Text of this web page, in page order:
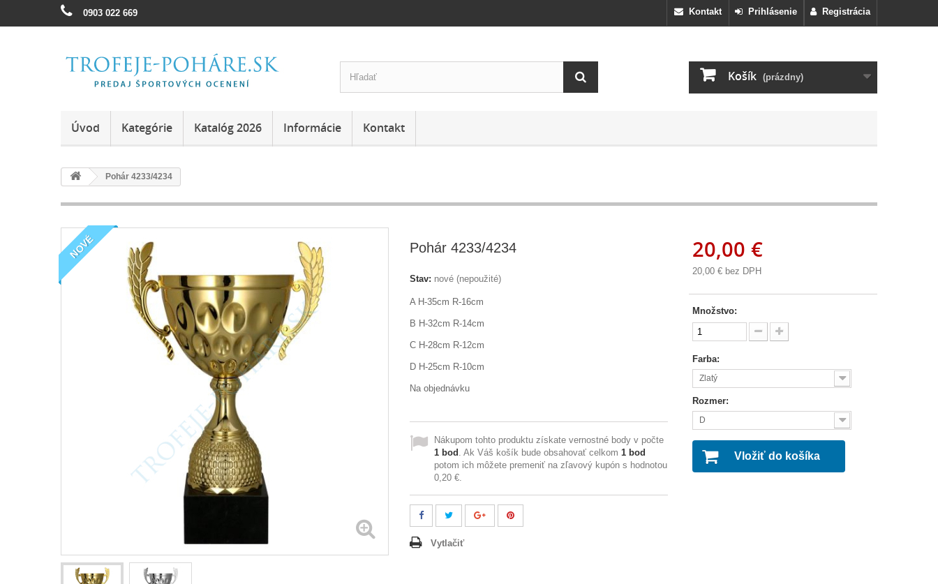
Registrácia
Prihlásenie
Kontakt
0903 022 669
Košík (prázdny)
Úvod Kategórie Katalóg 2026 Informácie Kontakt
Pohár 4233/4234
NOVÉ Pohár 4233/4234
Stav: nové (nepoužité)
A H-35cm R-16cm
B H-32cm R-14cm
C H-28cm R-12cm
D H-25cm R-10cm
Na objednávku
Nákupom tohto produktu získate vernostné body v počte
1 bod . Ak Váš košík bude obsahovať celkom 1 bod
potom ich môžete premeniť na zľavový kupón s hodnotou
0,20 €.
Vytlačiť
20,00 €
20,00 €bez DPH
Množstvo:
Farba:
Zlatý
Rozmer:
D
Vložiť do košíka